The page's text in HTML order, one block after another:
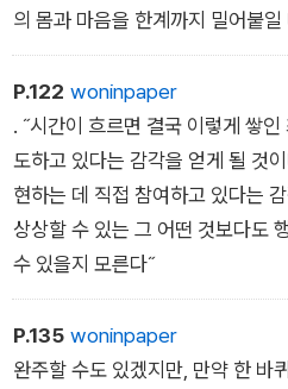
의 몸과 마음을 한계까지 밀어붙일
P.122 woninpaper
. ˝시간이 흐르면 결국 이렇게 쌓
도하고 있다는 감각을 얻게 될 것
현하는 데 직접 참여하고 있다는
상상할 수 있는 그 어떤 것보다도
수 있을지 모른다˝
P.135 woninpaper
완주할 수도 있겠지만, 만약 한 바